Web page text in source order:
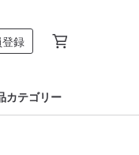
録
カテゴリー